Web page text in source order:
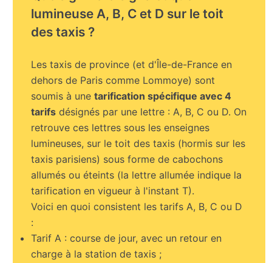
lumineuse A, B, C et D sur le toit
des taxis ?
Les taxis de province (et d'Île-de-France en
dehors de Paris comme Lommoye) sont
soumis à unetarification spécifique avec 4
tarifs désignés par une lettre : A, B, C ou D. On
retrouve ces lettres sous les enseignes
lumineuses, sur le toit des taxis (hormis sur les
taxis parisiens) sous forme de cabochons
allumés ou éteints (la lettre allumée indique la
tarification en vigueur à l'instant T).
Voici en quoi consistent les tarifs A, B, C ou D
:
Tarif A : course de jour, avec un retour en
charge à la station de taxis ;